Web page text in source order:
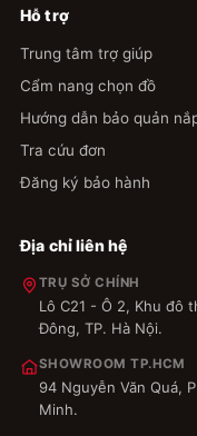
Hỗ trợ
Trung tâm trợ giúp
Cẩm nang chọn đồ
Hướng dẫn bảo quản
Tra cứu đơn
Đăng ký bảo hành
Địa chỉ liên hệ
TRỤ SỞ CHÍNH
Lô C21 - Ô 2, Khu đô
Đông, TP. Hà Nội.
SHOWROOM TP.HCM
94 Nguyễn Văn Quá,
Minh.